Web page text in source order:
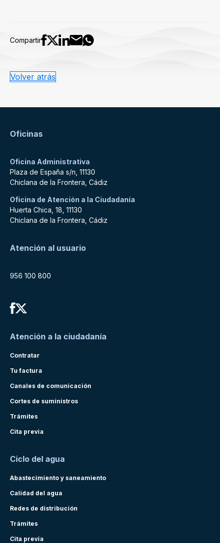
Compartir
Volver atrás
Oficinas
Oficina Administrativa
Plaza de España s/n, 11130
Chiclana de la Frontera, Cádiz
Oficina de Atención a la Ciudadanía
Huerta Chica, 18, 11130
Chiclana de la Frontera, Cádiz
Atención al usuario
956 100 800
Atención a la ciudadanía
Contratar
Tu factura
Canales de comunicación
Cortes de suministros
Trámites
Cita previa
Ciclo del agua
Abastecimiento y saneamiento
Calidad del agua
Redes de distribución
Trámites
Cita previa